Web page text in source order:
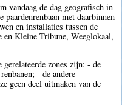
vandaag de dag geografisch in
paardenrenbaan met daarbinnen
en installaties tussen de
en Kleine Tribune, Weeglokaal,
gerelateerde zones zijn: - de
- de andere
geen deel uitmaken van de